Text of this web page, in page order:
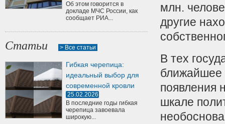
Об этом говорится в
докладе МЧС России, как
сообщает РИА...
Статьи > Все статьи
Гибкая черепица:
идеальный выбор для
современной кровли
25.02.2026
В последние годы гибкая
черепица завоевала
широкую...
млн.
другие
В тех
ближайшее
появления
шкале